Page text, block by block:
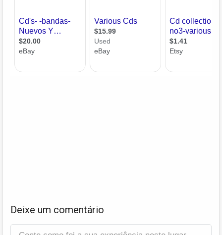
Deixe um comentário